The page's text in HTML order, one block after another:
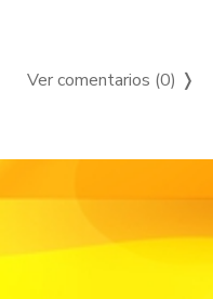
Ver comentarios (0) ❭